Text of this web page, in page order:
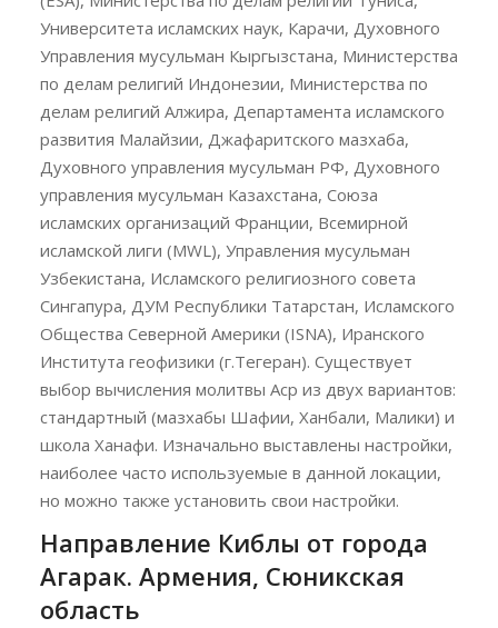
Университета исламских наук, Карачи, Духовного
Управления мусульман Кыргызстана, Министерства
по делам религий Индонезии, Министерства по
делам религий Алжира, Департамента исламского
развития Малайзии, Джафаритского мазхаба,
Духовного управления мусульман РФ, Духовного
управления мусульман Казахстана, Союза
исламских организаций Франции, Всемирной
исламской лиги (MWL), Управления мусульман
Узбекистана, Исламского религиозного совета
Сингапура, ДУМ Республики Татарстан, Исламского
Общества Северной Америки (ISNA), Иранского
Института геофизики (г.Тегеран). Существует
выбор вычисления молитвы Аср из двух вариантов:
стандартный (мазхабы Шафии, Ханбали, Малики) и
школа Ханафи. Изначально выставлены настройки,
наиболее часто используемые в данной локации,
но можно также установить свои настройки.
Направление Киблы от города
Агарак. Армения, Сюникская
область